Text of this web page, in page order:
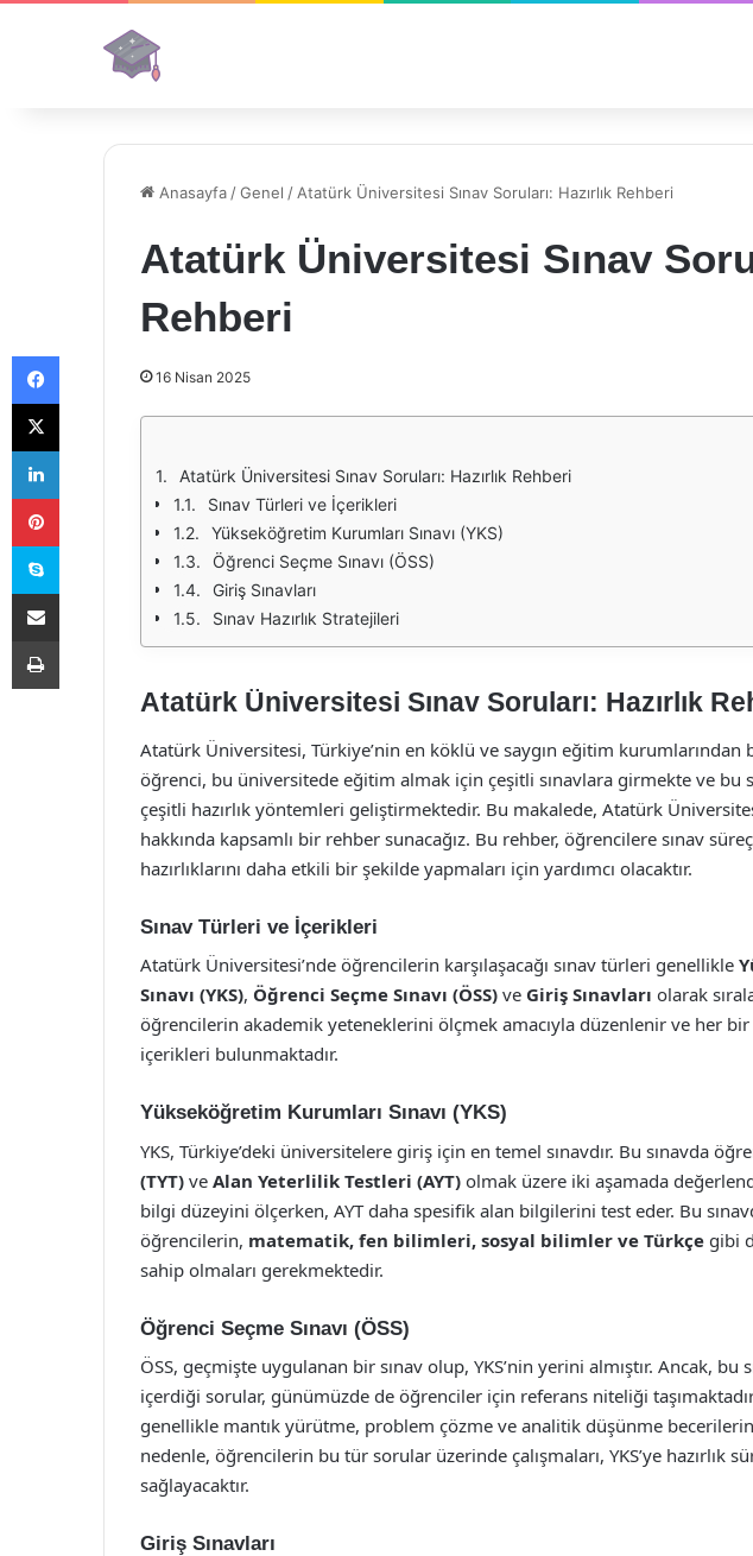
Anasayfa /Genel / Atatürk Üniversitesi Sınav Soruları: Hazırlık Rehberi
Atatürk Üniversitesi Sınav
Rehberi
16 Nisan 2025
Atatürk Üniversitesi Sınav Soruları: Hazırlık Rehberi
Sınav Türleri ve İçerikleri
Yükseköğretim Kurumları Sınavı (YKS)
Öğrenci Seçme Sınavı (ÖSS)
Giriş Sınavları
Sınav Hazırlık Stratejileri
Atatürk Üniversitesi Sınav Soruları: Hazırlık
Atatürk Üniversitesi, Türkiye’nin en köklü ve saygın eğitim kurumlarından
öğrenci, bu üniversitede eğitim almak için çeşitli sınavlara girmekte ve bu
çeşitli hazırlık yöntemleri geliştirmektedir. Bu makalede, Atatürk
hakkında kapsamlı bir rehber sunacağız. Bu rehber, öğrencilere sınav
hazırlıklarını daha etkili bir şekilde yapmaları için yardımcı olacaktır.
Sınav Türleri ve İçerikleri
Atatürk Üniversitesi’nde öğrencilerin karşılaşacağı sınav türleri genellikle
Sınavı (YKS), Öğrenci Seçme Sınavı (ÖSS) ve Giriş Sınavları olarak
öğrencilerin akademik yeteneklerini ölçmek amacıyla düzenlenir ve her bir
içerikleri bulunmaktadır.
Yükseköğretim Kurumları Sınavı (YKS)
YKS, Türkiye’deki üniversitelere giriş için en temel sınavdır. Bu sınavda
(TYT) ve Alan Yeterlilik Testleri (AYT) olmak üzere iki aşamada
bilgi düzeyini ölçerken, AYT daha spesifik alan bilgilerini test eder. Bu
öğrencilerin, matematik, fen bilimleri, sosyal bilimler ve Türkçe gibi
sahip olmaları gerekmektedir.
Öğrenci Seçme Sınavı (ÖSS)
ÖSS, geçmişte uygulanan bir sınav olup, YKS’nin yerini almıştır. Ancak, bu
içerdiği sorular, günümüzde de öğrenciler için referans niteliği
genellikle mantık yürütme, problem çözme ve analitik düşünme
nedenle, öğrencilerin bu tür sorular üzerinde çalışmaları, YKS’ye hazırlık
sağlayacaktır.
Giriş Sınavları
Facebook
X
LinkedIn
Pinterest
Skype
E-Posta ile paylaş